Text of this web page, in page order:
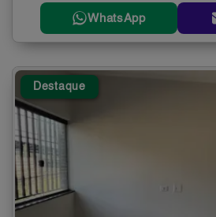
WhatsApp
Destaque